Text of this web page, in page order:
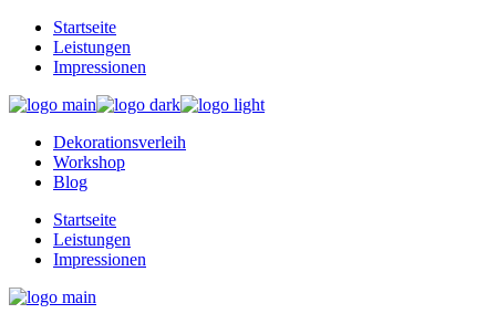
Skip
Startseite
Leistungen
Impressionen
Dekorationsverleih
Workshop
Blog
Startseite
Leistungen
Impressionen